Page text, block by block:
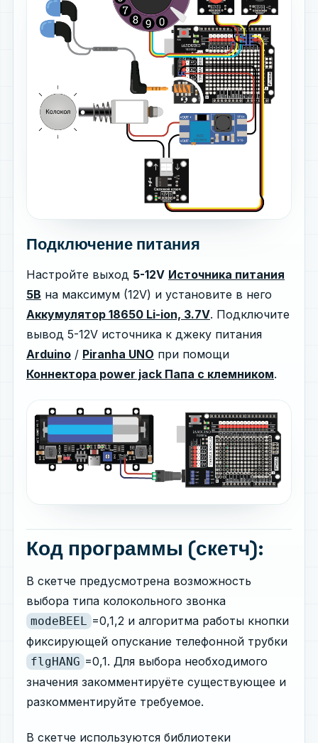
Подключение питания
Настройте выход 5-12V Источника питания
5В на максимум (12V) и установите в него
Аккумулятор 18650 Li-ion, 3.7V. Подключите
вывод 5-12V источника к джеку питания
Arduino / Piranha UNO при помощи
Коннектора power jack Папа с клемником.
Код программы (скетч):
В скетче предусмотрена возможность
выбора типа колокольного звонка
modeBEEL =0,1,2 и алгоритма работы кнопки
фиксирующей опускание телефонной трубки
flgHANG =0,1. Для выбора необходимого
значения закомментируёте существующее и
разкомментируйте требуемое.
В скетче используются библиотеки